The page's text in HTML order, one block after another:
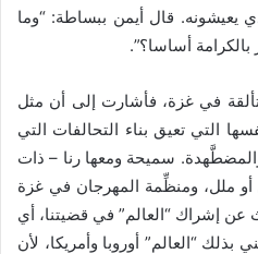
يعيشونه. قال أيمن ببساطة: “وما
أساسا؟”.
في غزة، فأشارت إلى أن مثل
التي تعيق بناء التحالفات التي
سميحة ومعها رنا – ذات
أو ملل، ومنظِّمة المهرجان في غزة
عن إشراك “العالم” في قضيتنا، أي
بذلك “العالم” أوروبا وأمريكا، لأن